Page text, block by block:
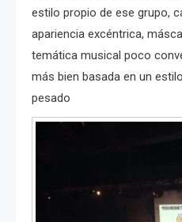
estilo propio de ese grupo,
apariencia excéntrica,
temática musical poco
más bien basada en un
pesado